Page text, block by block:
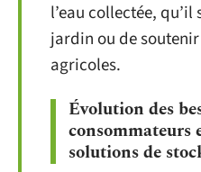
l’eau collectée, qu’il
jardin ou de
agricoles.
Évolution des
consommateurs
solutions de